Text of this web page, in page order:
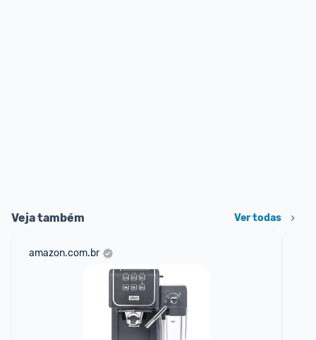
Veja também Ver todas
amazon.com.br